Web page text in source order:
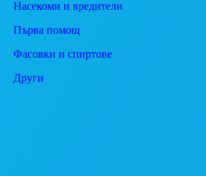
Насекоми и вредители
Първа помощ
Фасовки и спиртове
Други